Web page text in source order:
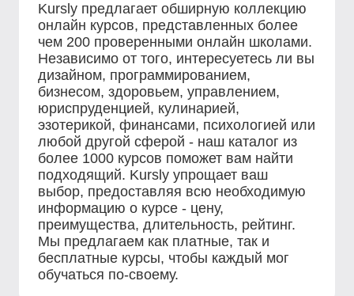
Kursly предлагает обширную коллекцию
онлайн курсов, представленных более
чем 200 проверенными онлайн школами.
Независимо от того, интересуетесь ли вы
дизайном, программированием,
бизнесом, здоровьем, управлением,
юриспруденцией, кулинарией,
эзотерикой, финансами, психологией или
любой другой сферой - наш каталог из
более 1000 курсов поможет вам найти
подходящий. Kursly упрощает ваш
выбор, предоставляя всю необходимую
информацию о курсе - цену,
преимущества, длительность, рейтинг.
Мы предлагаем как платные, так и
бесплатные курсы, чтобы каждый мог
обучаться по-своему.